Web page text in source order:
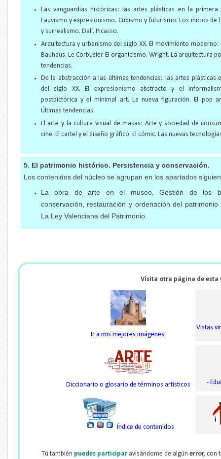
Las vanguardias históricas: las artes plásticas en la primera
Fauvismo y expresionismo. Cubismo y futurismo. Los inicios de
y surrealismo. Dalí. Picasso.
Arquitectura y urbanismo del siglo XX. El movimiento moderno:
Bauhaus. Le Corbusier. El organicismo. Wright. La arquitectura
tendencias.
De la abstracción a las últimas tendencias: las artes plásticas
del siglo XX. El expresionismo abstracto y el
postpictórica y el minimal art. La nueva figuración. El pop
Últimas tendencias.
El arte y la cultura visual de masas: Arte y sociedad de
cine. El cartel y el diseño gráfico. El cómic. Las nuevas
5. El patrimonio histórico. Persistencia y conservación.
Los contenidos del núcleo se agrupan en los apartados
La obra de arte en el museo. Gestión de los
conservación, restauración y ordenación del patrimonio
La Ley Valenciana del Patrimonio.
Visita otra página de esta
Ir a mis mejores imágenes.
Vistas
Diccionario o glosario de términos artísticos -
Índice de contenidos
Tú también puedes participaravisándome de algún error, con